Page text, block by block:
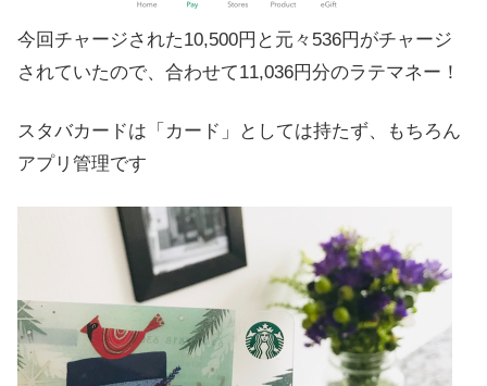
今回チャージされた10,500円と元々536円がチャージ
されていたので、合わせて11,036円分のラテマネー！
スタバカードは「カード」としては持たず、もちろん
アプリ管理です